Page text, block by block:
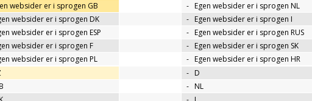
websider er i sprogen GB
- Egen websider er i sprogen NL
websider er i sprogen DK - Egen websider er i sprogen I
websider er i sprogen ESP - Egen websider er i sprogen RUS
websider er i sprogen F - Egen websider er i sprogen SK
websider er i sprogen PL - Egen websider er i sprogen HR
- D
- NL